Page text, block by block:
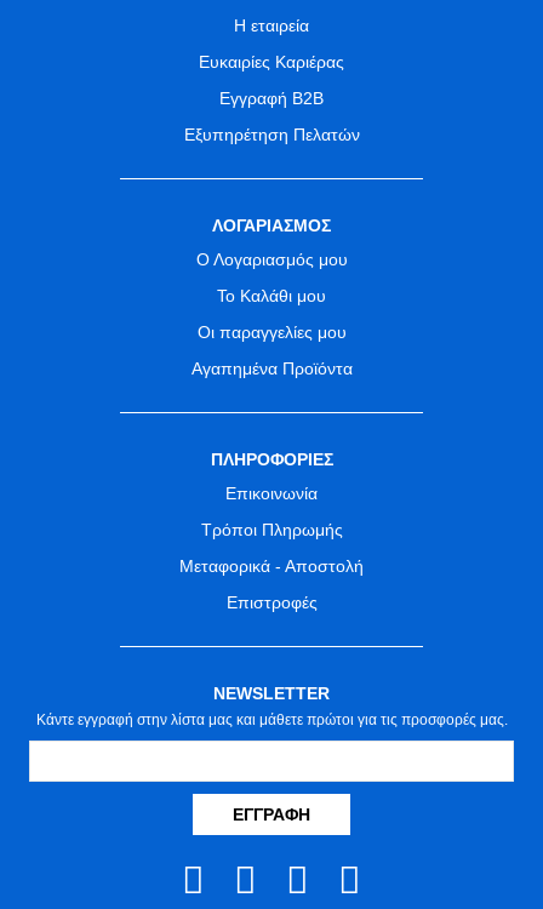
Η εταιρεία
Ευκαιρίες Καριέρας
Εγγραφή B2B
Εξυπηρέτηση Πελατών
ΛΟΓΑΡΙΑΣΜΟΣ
Ο Λογαριασμός μου
Το Καλάθι μου
Οι παραγγελίες μου
Αγαπημένα Προϊόντα
ΠΛΗΡΟΦΟΡΙΕΣ
Επικοινωνία
Τρόποι Πληρωμής
Μεταφορικά - Αποστολή
Επιστροφές
NEWSLETTER
Κάντε εγγραφή στην λίστα μας και μάθετε πρώτοι για τις προσφορές μας.
ΕΓΓΡΑΦΉ